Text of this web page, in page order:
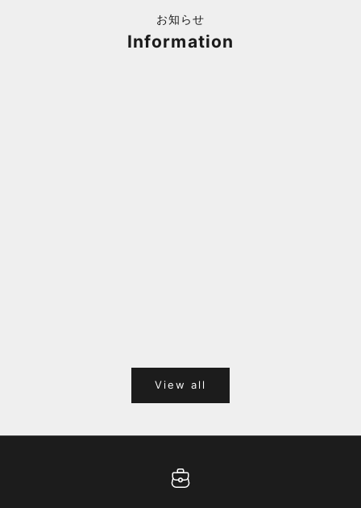
お知らせ
Information
View all